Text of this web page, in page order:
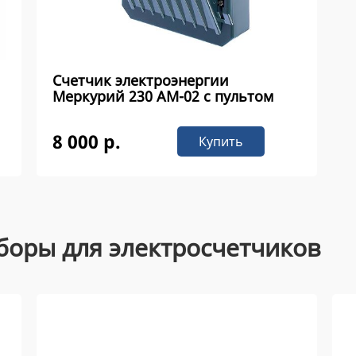
Счетчик электроэнергии
Меркурий 230 AM-02 с пультом
8 000 р. Купить
для электросчетчиков